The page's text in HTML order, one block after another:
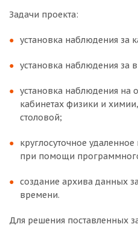
Задачи проекта:
установка наблюдения
установка наблюдения за
установка наблюдения на
кабинетах физики и
столовой;
круглосуточное
при помощи
создание архива данных
времени.
Для решения поставленных